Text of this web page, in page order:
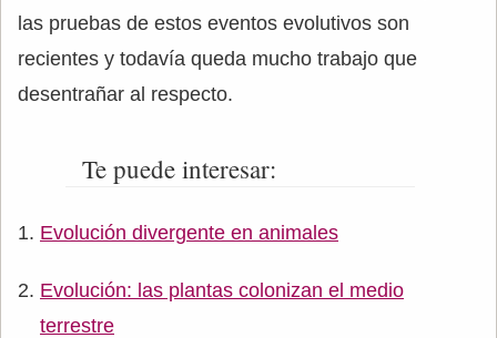
las pruebas de estos eventos evolutivos son
recientes y todavía queda mucho trabajo que
desentrañar al respecto.
Te puede interesar:
Evolución divergente en animales
Evolución: las plantas colonizan el medio
terrestre